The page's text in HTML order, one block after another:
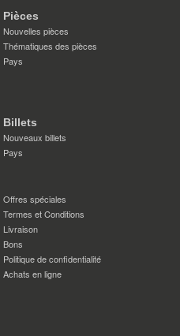
Pièces
Nouvelles pièces
Thématiques des pièces
Pays
Billets
Nouveaux billets
Pays
Offres spéciales
Termes et Conditions
Livraison
Bons
Politique de confidentialité
Achats en ligne